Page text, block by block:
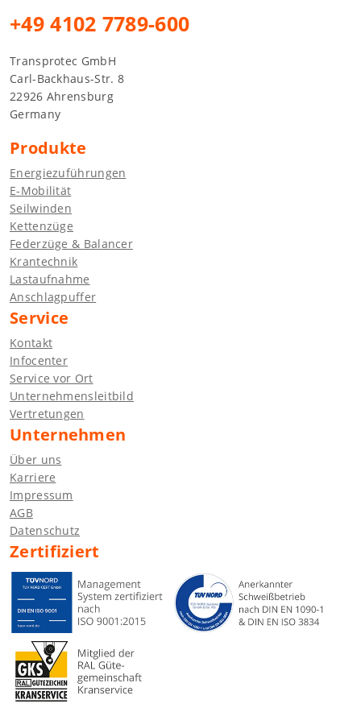
+49 4102 7789-600
Transprotec GmbH
Carl-Backhaus-Str. 8
22926 Ahrensburg
Germany
Produkte
Energiezuführungen
E-Mobilität
Seilwinden
Kettenzüge
Federzüge & Balancer
Krantechnik
Lastaufnahme
Anschlagpuffer
Service
Kontakt
Infocenter
Service vor Ort
Unternehmensleitbild
Vertretungen
Unternehmen
Über uns
Karriere
Impressum
AGB
Datenschutz
Zertifiziert